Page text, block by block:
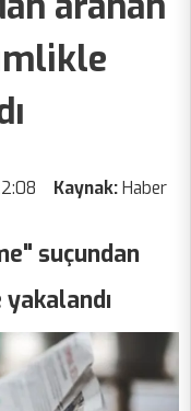
Kaynak:Haber
suçundan